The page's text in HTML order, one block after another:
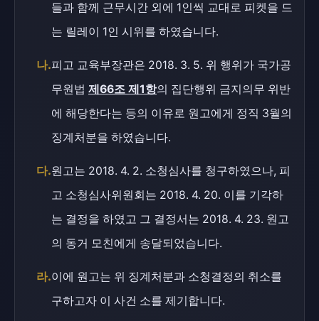
들과 함께 근무시간 외에 1인씩 교대로 피켓을 드
는 릴레이 1인 시위를 하였습니다.
나.피고 교육부장관은 2018. 3. 5. 위 행위가 국가공
무원법 제66조 제1항의 집단행위 금지의무 위반
에 해당한다는 등의 이유로 원고에게 정직 3월의
징계처분을 하였습니다.
다.원고는 2018. 4. 2. 소청심사를 청구하였으나, 피
고 소청심사위원회는 2018. 4. 20. 이를 기각하
는 결정을 하였고 그 결정서는 2018. 4. 23. 원고
의 동거 모친에게 송달되었습니다.
라.이에 원고는 위 징계처분과 소청결정의 취소를
구하고자 이 사건 소를 제기합니다.